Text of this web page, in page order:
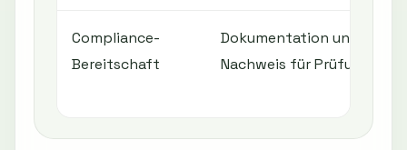
Compliance-
Bereitschaft
Dokumentation und
Nachweis für Prüfungen